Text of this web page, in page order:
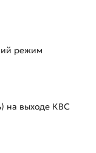
режим
на выходе КВС